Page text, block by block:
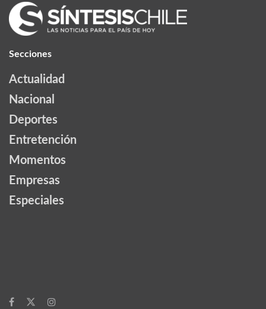
Secciones
Actualidad
Nacional
Deportes
Entretención
Momentos
Empresas
Especiales